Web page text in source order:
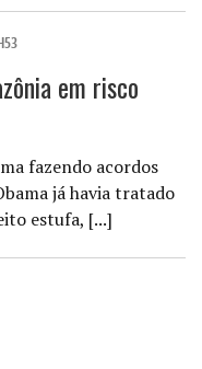
em risco
fazendo acordos
já havia tratado
estufa, [...]